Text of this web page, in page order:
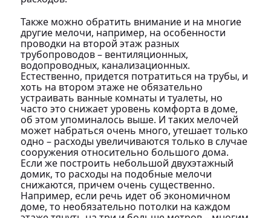
Также можно обратить внимание и на многие
другие мелочи, например, на особенности
проводки на второй этаж разных
трубопроводов – вентиляционных,
водопроводных, канализационных.
Естественно, придется потратиться на трубы, и
хоть на втором этаже не обязательно
устраивать ванные комнаты и туалеты, но
часто это снижает уровень комфорта в доме,
об этом упоминалось выше. И таких мелочей
может набраться очень много, утешает только
одно – расходы увеличиваются только в случае
сооружения относительно большого дома.
Если же построить небольшой двухэтажный
домик, то расходы на подобные мелочи
снижаются, причем очень существенно.
Например, если речь идет об экономичном
доме, то необязательно потолки на каждом